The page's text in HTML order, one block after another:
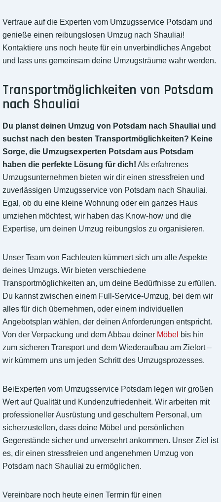
Vertraue auf die Experten vom Umzugsservice Potsdam und
genieße einen reibungslosen Umzug nach Shauliai!
Kontaktiere uns noch heute für ein unverbindliches Angebot
und lass uns gemeinsam deine Umzugsträume wahr werden.
Transportmöglichkeiten von Potsdam
nach Shauliai
Du planst deinen Umzug von Potsdam nach Shauliai und
suchst nach den besten Transportmöglichkeiten? Keine
Sorge, die Umzugsexperten Potsdam aus Potsdam
haben die perfekte Lösung für dich! Als erfahrenes
Umzugsunternehmen bieten wir dir einen stressfreien und
zuverlässigen Umzugsservice von Potsdam nach Shauliai.
Egal, ob du eine kleine Wohnung oder ein ganzes Haus
umziehen möchtest, wir haben das Know-how und die
Expertise, um deinen Umzug reibungslos zu organisieren.
Unser Team von Fachleuten kümmert sich um alle Aspekte
deines Umzugs. Wir bieten verschiedene
Transportmöglichkeiten an, um deine Bedürfnisse zu erfüllen.
Du kannst zwischen einem Full-Service-Umzug, bei dem wir
alles für dich übernehmen, oder einem individuellen
Angebotsplan wählen, der deinen Anforderungen entspricht.
Von der Verpackung und dem Abbau deiner Möbel bis hin
zum sicheren Transport und dem Wiederaufbau am Zielort –
wir kümmern uns um jeden Schritt des Umzugsprozesses.
BeiExperten vom Umzugsservice Potsdam legen wir großen
Wert auf Qualität und Kundenzufriedenheit. Wir arbeiten mit
professioneller Ausrüstung und geschultem Personal, um
sicherzustellen, dass deine Möbel und persönlichen
Gegenstände sicher und unversehrt ankommen. Unser Ziel ist
es, dir einen stressfreien und angenehmen Umzug von
Potsdam nach Shauliai zu ermöglichen.
Vereinbare noch heute einen Termin für einen